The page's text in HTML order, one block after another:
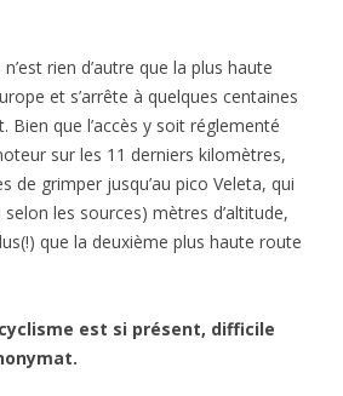
rien d’autre que la plus haute
et s’arrête à quelques centaines
Bien que l’accès y soit réglementé
sur les 11 derniers kilomètres,
de grimper jusqu’au pico Veleta, qui
selon les sources) mètres d’altitude,
que la deuxième plus haute route
est si présent, difficile